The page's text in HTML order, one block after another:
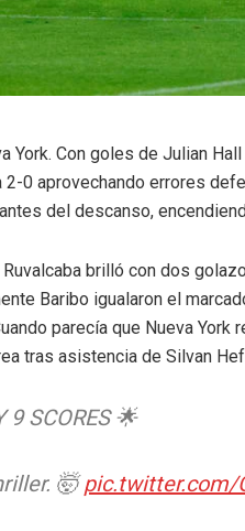
York. Con goles de Julian
0 aprovechando errores
del descanso,
brilló con dos
Baribo igualaron el
parecía que Nueva
tras asistencia de Silvan
9 SCORES 🌟
🤯pic.twitter.com/